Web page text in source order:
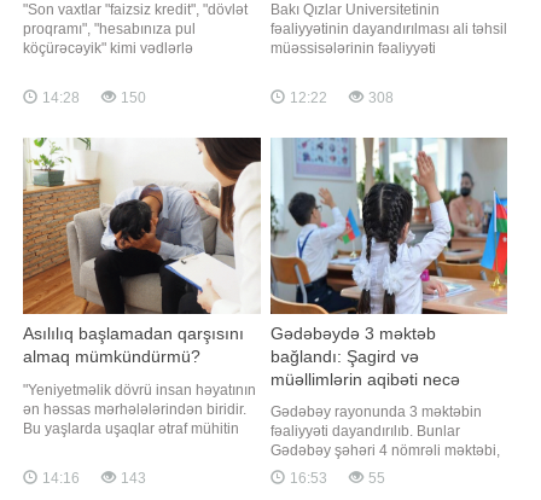
"Son vaxtlar "faizsiz kredit", "dövlət
proqramı", "hesabınıza pul
köçürəcəyik" kimi vədlərlə
məlumatlarını ələ keçirməyə çalışan
dələduzların sayı artır. Unutmayın ki,
tarixi, CVV kodu və bankdan
göndərilə
14:28 150
Bakı Qızlar Universitetinin
fəaliyyətinin dayandırılması ali təhsil
müəssisələrinin fəaliyyəti
gətirib. Bu qərar universitetlərin
keyfiyyət standartlarına uyğunluğu,
maddi-texniki baza və digər
tələblərin nə dərəcədə vacib
olduğunu göstərir
12:22 308
Asılılıq başlamadan qarşısını
almaq mümkündürmü?
"Yeniyetməlik dövrü insan həyatının
ən həssas mərhələlərindən biridir.
Bu yaşlarda uşaqlar ətraf mühitin
maraq göstərir və bəzən
düşünmədən riskli qərarlar verirlər.
14:16 143
Gədəbəydə 3 məktəb
bağlandı: Şagird və
müəllimlərin aqibəti necə
olacaq?
Gədəbəy rayonunda 3 məktəbin
fəaliyyəti dayandırılıb. Bunlar
Gədəbəy şəhəri 4 nömrəli məktəbi,
Toplar kənd məktəbi və Günəşli
kənd məktəbidir. Məlumata görə,
16:53 55